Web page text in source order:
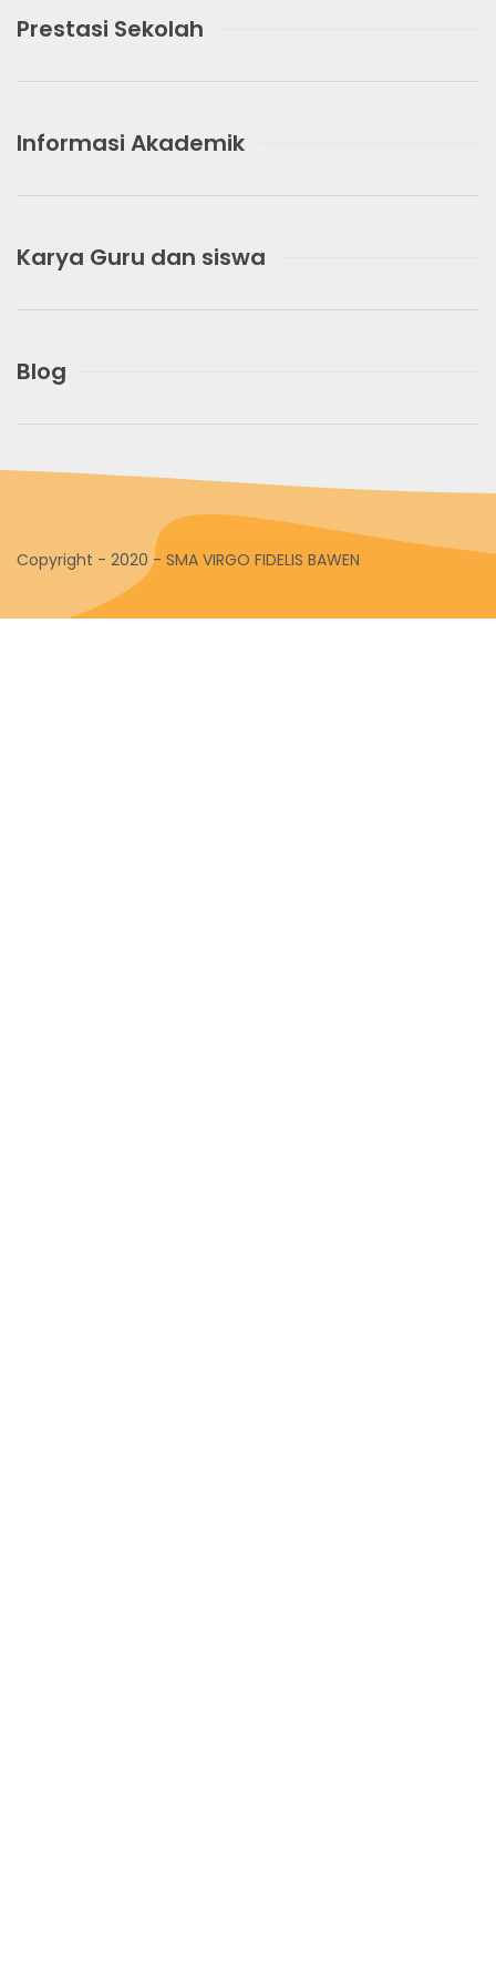
Prestasi Sekolah
Informasi Akademik
Karya Guru dan siswa
Blog
Copyright - 2020 - SMA VIRGO FIDELIS BAWEN